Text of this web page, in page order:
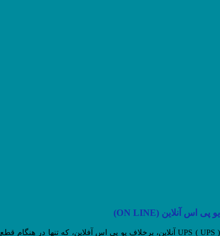
یو پی اس آنلاین (ON LINE)
UPS ( UPS ) آنلاین، برخلاف یو پی اس آفلاین، که تنها در هنگام قطع